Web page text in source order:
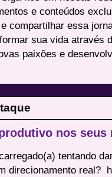
e conteúdos
compartilhar essa
sua vida através
paixões e
nos seus
tentando
direcionamento real?